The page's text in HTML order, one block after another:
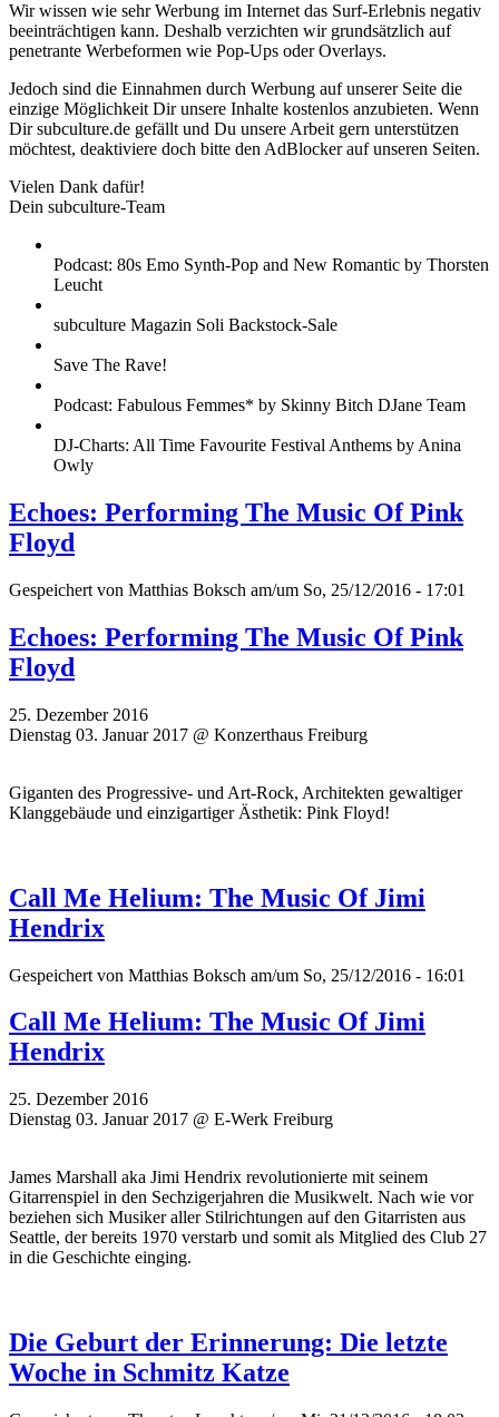
Wir wissen wie sehr Werbung im Internet das Surf-Erlebnis negativ
beeinträchtigen kann. Deshalb verzichten wir grundsätzlich auf
penetrante Werbeformen wie Pop-Ups oder Overlays.
Jedoch sind die Einnahmen durch Werbung auf unserer Seite die
einzige Möglichkeit Dir unsere Inhalte kostenlos anzubieten. Wenn
Dir subculture.de gefällt und Du unsere Arbeit gern unterstützen
möchtest, deaktiviere doch bitte den AdBlocker auf unseren Seiten.
Vielen Dank dafür!
Dein subculture-Team
Podcast: 80s Emo Synth-Pop and New Romantic by Thorsten
Leucht
subculture Magazin Soli Backstock-Sale
Save The Rave!
Podcast: Fabulous Femmes* by Skinny Bitch DJane Team
DJ-Charts: All Time Favourite Festival Anthems by Anina
Owly
Echoes: Performing The Music Of Pink
Floyd
Gespeichert von Matthias Boksch am/um So, 25/12/2016 - 17:01
Echoes: Performing The Music Of Pink
Floyd
25. Dezember 2016
Dienstag 03. Januar 2017 @ Konzerthaus Freiburg
Giganten des Progressive- und Art-Rock, Architekten gewaltiger
Klanggebäude und einzigartiger Ästhetik: Pink Floyd!
Call Me Helium: The Music Of Jimi
Hendrix
Gespeichert von Matthias Boksch am/um So, 25/12/2016 - 16:01
Call Me Helium: The Music Of Jimi
Hendrix
25. Dezember 2016
Dienstag 03. Januar 2017 @ E-Werk Freiburg
James Marshall aka Jimi Hendrix revolutionierte mit seinem
Gitarrenspiel in den Sechzigerjahren die Musikwelt. Nach wie vor
beziehen sich Musiker aller Stilrichtungen auf den Gitarristen aus
Seattle, der bereits 1970 verstarb und somit als Mitglied des Club 27
in die Geschichte einging.
Die Geburt der Erinnerung: Die letzte
Woche in Schmitz Katze